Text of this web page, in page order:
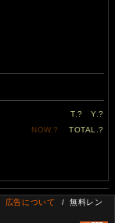
T.? Y.?
NOW.? TOTAL.?
広告について
/ 無料レン